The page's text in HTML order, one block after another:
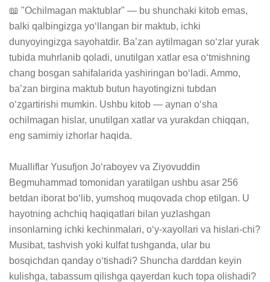
📖 "Ochilmagan maktublar" — bu shunchaki kitob emas,
balki qalbingizga yo‘llangan bir maktub, ichki
dunyoyingizga sayohatdir. Ba’zan aytilmagan so‘zlar yurak
tubida muhrlanib qoladi, unutilgan xatlar esa o‘tmishning
chang bosgan sahifalarida yashiringan bo‘ladi. Ammo,
ba’zan birgina maktub butun hayotingizni tubdan
o‘zgartirishi mumkin. Ushbu kitob — aynan o‘sha
ochilmagan hislar, unutilgan xatlar va yurakdan chiqqan,
eng samimiy izhorlar haqida.
Mualliflar Yusufjon Jo‘raboyev va Ziyovuddin
Begmuhammad tomonidan yaratilgan ushbu asar 256
betdan iborat bo‘lib, yumshoq muqovada chop etilgan. U
hayotning achchiq haqiqatlari bilan yuzlashgan
insonlarning ichki kechinmalari, o‘y-xayollari va hislari-chi?
Musibat, tashvish yoki kulfat tushganda, ular bu
bosqichdan qanday o‘tishadi? Shuncha darddan keyin
kulishga, tabassum qilishga qayerdan kuch topa olishadi?